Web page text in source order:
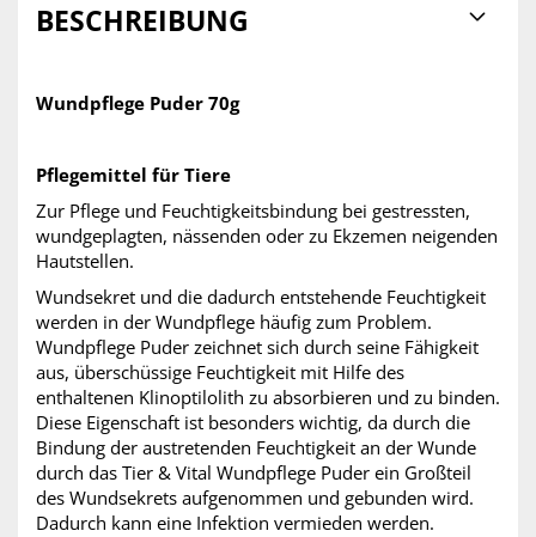
BESCHREIBUNG
Wundpflege Puder 70g
Pflegemittel für Tiere
Zur Pflege und Feuchtigkeitsbindung bei gestressten,
wundgeplagten, nässenden oder zu Ekzemen neigenden
Hautstellen.
Wundsekret und die dadurch entstehende Feuchtigkeit
werden in der Wundpflege häufig zum Problem.
Wundpflege Puder zeichnet sich durch seine Fähigkeit
aus, überschüssige Feuchtigkeit mit Hilfe des
enthaltenen Klinoptilolith zu absorbieren und zu binden.
Diese Eigenschaft ist besonders wichtig, da durch die
Bindung der austretenden Feuchtigkeit an der Wunde
durch das Tier & Vital Wundpflege Puder ein Großteil
des Wundsekrets aufgenommen und gebunden wird.
Dadurch kann eine Infektion vermieden werden.